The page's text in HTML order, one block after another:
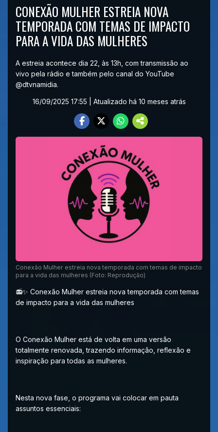
CONEXÃO MULHER ESTREIA NOVA
TEMPORADA COM TEMAS DE IMPACTO
PARA A VIDA DAS MULHERES
A estreia acontece dia 22, às 13h, com transmissão ao
vivo pela rádio e também pelo canal do YouTube
@dtvnamidia.
16/09/2025 17:55 | Atualizado há 10 meses atrás
Conexão Mulher estreia nova temporada com temas de impacto
para a vida das mulheres (Foto: Reprodução)
📻✨ Conexão Mulher estreia nova temporada com temas
de impacto para a vida das mulheres
O Conexão Mulher está de volta em uma versão
totalmente renovada, trazendo informação, reflexão e
inspiração para todas as mulheres.
Nesta nova fase, o programa vai colocar em pauta
assuntos essenciais: